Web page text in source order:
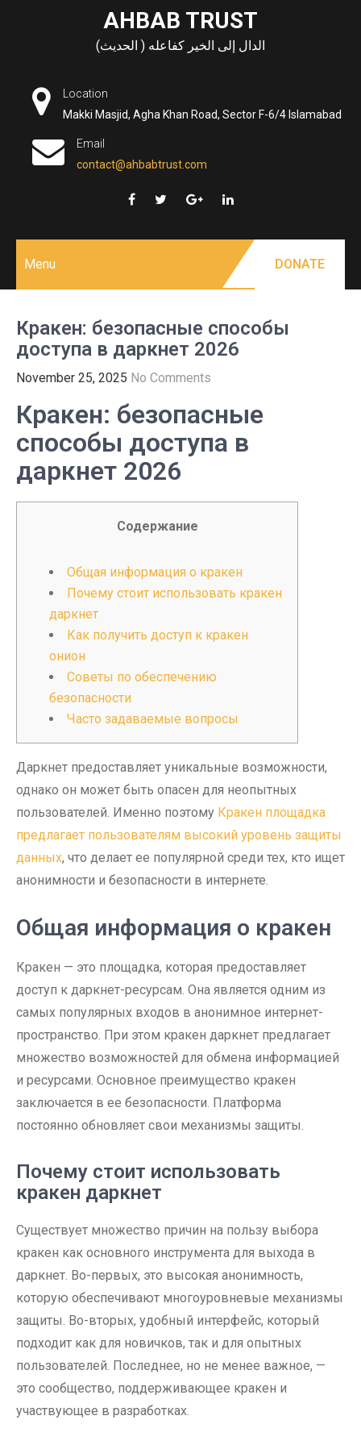
AHBAB TRUST
الدال إلى الخير كفاعله ( الحديث)
Location
Makki Masjid, Agha Khan Road, Sector F-6/4 Islamabad
Email
contact@ahbabtrust.com
Menu DONATE
Кракен: безопасные способы
доступа в даркнет 2026
November 25, 2025 No Comments
Кракен: безопасные
способы доступа в
даркнет 2026
Содержание
Общая информация о кракен
Почему стоит использовать кракен
даркнет
Как получить доступ к кракен
онион
Советы по обеспечению
безопасности
Часто задаваемые вопросы
Даркнет предоставляет уникальные возможности,
однако он может быть опасен для неопытных
пользователей. Именно поэтому Кракен площадка
предлагает пользователям высокий уровень защиты
данных, что делает ее популярной среди тех, кто ищет
анонимности и безопасности в интернете.
Общая информация о кракен
Кракен — это площадка, которая предоставляет
доступ к даркнет-ресурсам. Она является одним из
самых популярных входов в анонимное интернет-
пространство. При этом кракен даркнет предлагает
множество возможностей для обмена информацией
и ресурсами. Основное преимущество кракен
заключается в ее безопасности. Платформа
постоянно обновляет свои механизмы защиты.
Почему стоит использовать
кракен даркнет
Существует множество причин на пользу выбора
кракен как основного инструмента для выхода в
даркнет. Во-первых, это высокая анонимность,
которую обеспечивают многоуровневые механизмы
защиты. Во-вторых, удобный интерфейс, который
подходит как для новичков, так и для опытных
пользователей. Последнее, но не менее важное, —
это сообщество, поддерживающее кракен и
участвующее в разработках.